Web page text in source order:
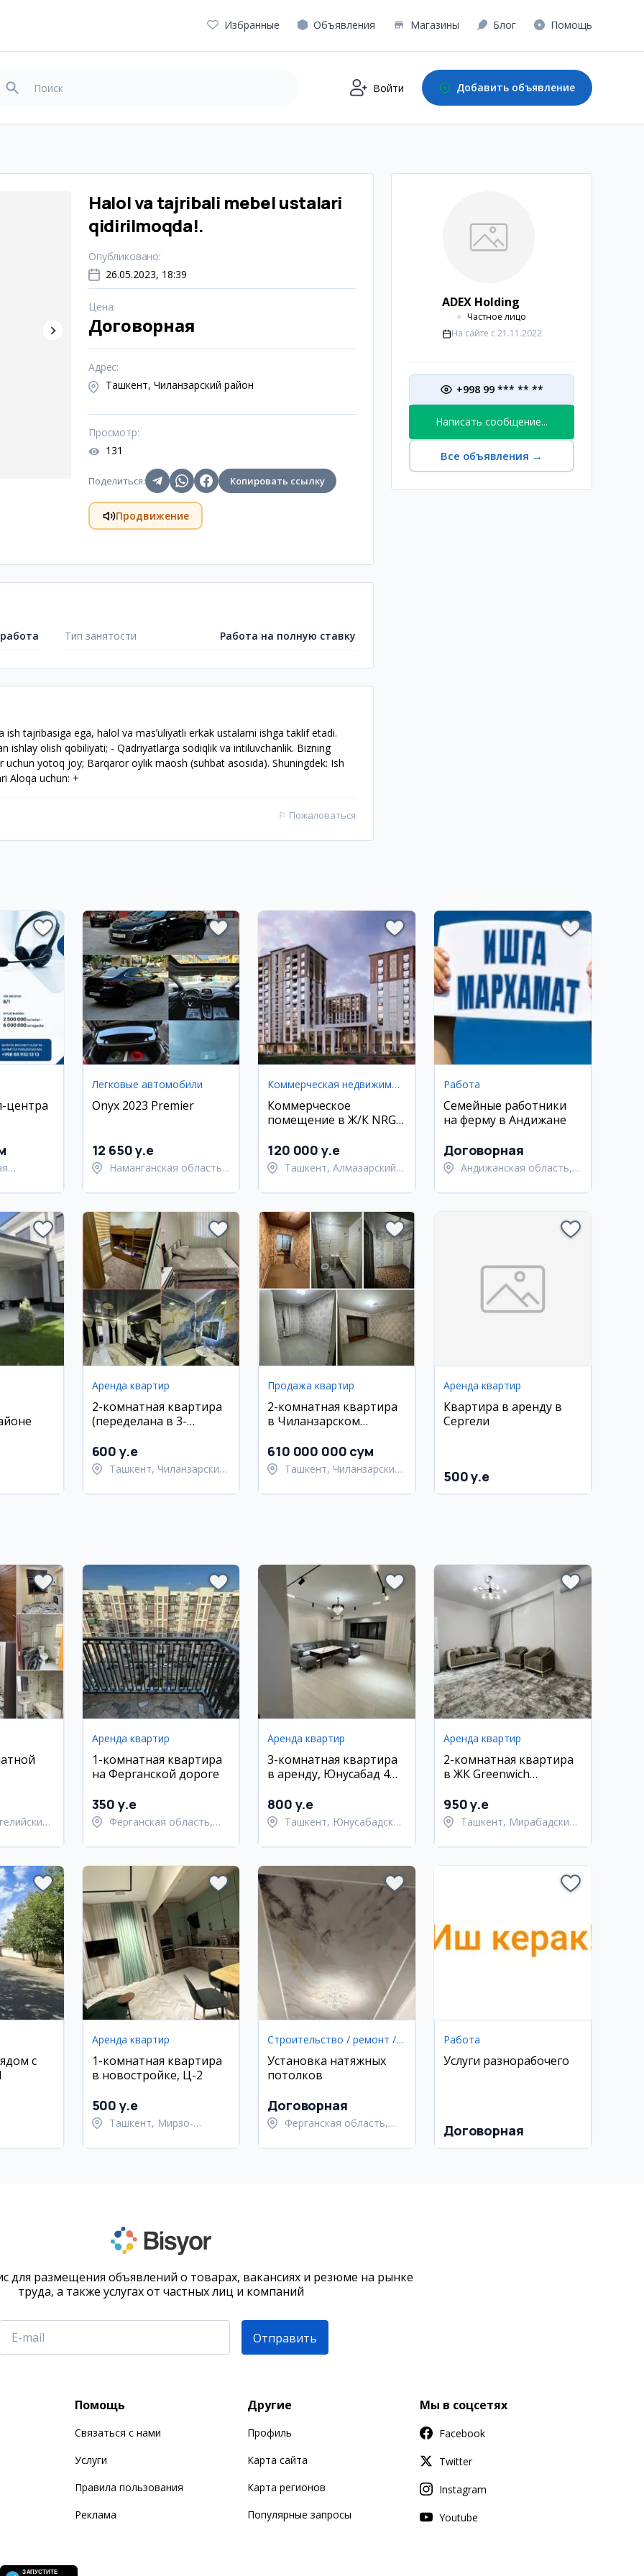
Избранные Объявления Магазины Блог Помощь
Войти Добавить объявление
Halol va tajribali mebel ustalari
qidirilmoqda!.
Опубликовано:
26.05.2023, 18:39
Цена:
Договорная
Адрес:
Ташкент, Чиланзарский район
Просмотр:
131
Поделиться: Копировать ссылку
Продвижение
Тип занятости Работа на полную ставку
tajribasiga ega, halol va masʼuliyatli erkak ustalarni ishga taklif etadi.
ishlay olish qobiliyati; - Qadriyatlarga sodiqlik va intiluvchanlik. Bizning
yotoq joy; Barqaror oylik maosh (suhbat asosida). Shuningdek: Ish
Aloqa uchun: +
⚐ Пожаловаться
ADEX Holding
Частное лицо
На сайте с 21.11.2022
+998 99 *** ** **
Написать сообщение...
Все объявления →
центра
район
Легковые автомобили
Onyx 2023 Premier
12 650 y.e
Наманганская область,
Коммерческая недвижимость
Коммерческое
помещение в Ж/К NRG
120 000 y.e
Ташкент, Алмазарский
Работа
Семейные работники
на ферму в Андижане
Договорная
Андижанская область,
Аренда квартир
2-комнатная квартира
(переделана в 3-
Чиланзар-8 на аренду
600 y.e
Ташкент, Чиланзарский
Продажа квартир
2-комнатная квартира
в Чиланзарском
610 000 000 сум
Ташкент, Чиланзарский
Аренда квартир
Квартира в аренду в
Сергели
500 y.e
Аренда квартир
1-комнатная квартира
на Ферганской дороге
350 y.e
Ферганская область,
Аренда квартир
3-комнатная квартира
в аренду, Юнусабад 4
800 y.e
Ташкент, Юнусабадский
Аренда квартир
2-комнатная квартира
в ЖК Greenwich
район
950 y.e
Ташкент, Мирабадский
с
Аренда квартир
1-комнатная квартира
в новостройке, Ц-2
500 y.e
Ташкент, Мирзо-
Строительство / ремонт / уборка
Установка натяжных
потолков
Договорная
Ферганская область,
Работа
Услуги разнорабочего
Договорная
для размещения объявлений о товарах, вакансиях и резюме на рынке
труда, а также услугах от частных лиц и компаний
Отправить
Помощь
Связаться с нами
Услуги
Правила пользования
Реклама
Другие
Профиль
Карта сайта
Карта регионов
Популярные запросы
Мы в соцсетях
Facebook
Twitter
Instagram
Youtube